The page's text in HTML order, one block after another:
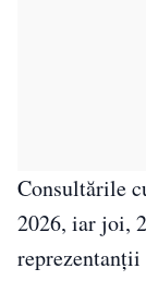
Consultările
2026, iar joi,